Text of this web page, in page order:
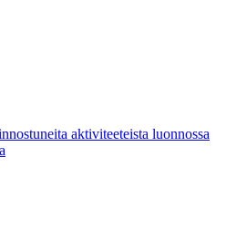
aktiviteeteista luonnossa